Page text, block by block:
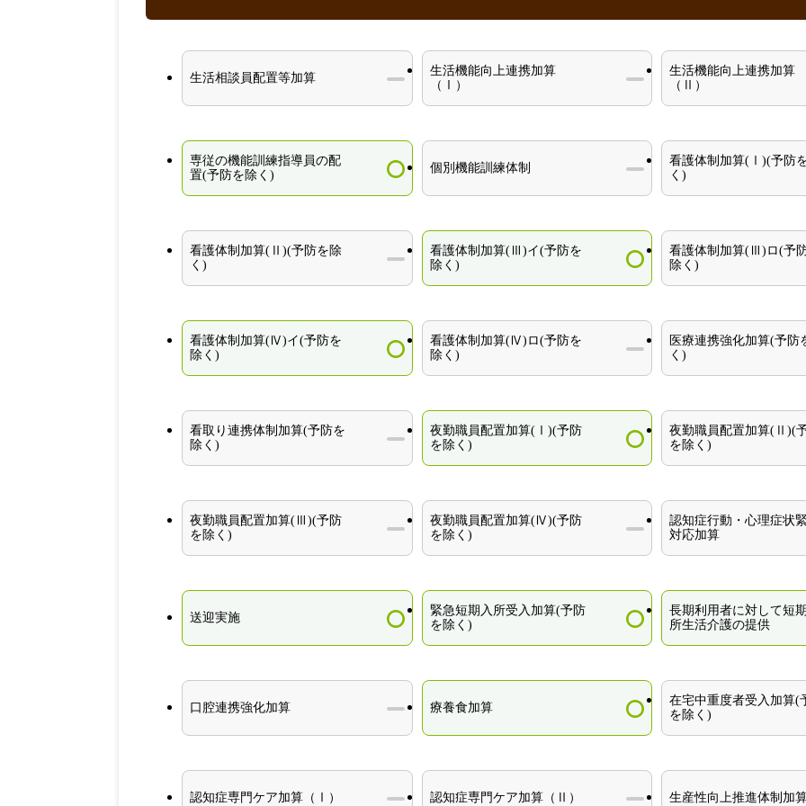
生活相談員配置等加算
生活機能向上連携加算
（Ⅰ）
生活機能向上連携加算
（Ⅱ）
専従の機能訓練指導員の配
置(予防を除く)
個別機能訓練体制
看護体制加算(Ⅰ)(予防
く)
看護体制加算(Ⅱ)(予防を除
く)
看護体制加算(Ⅲ)イ(予防を
除く)
看護体制加算(Ⅲ)ロ(予
除く)
看護体制加算(Ⅳ)イ(予防を
除く)
看護体制加算(Ⅳ)ロ(予防を
除く)
医療連携強化加算(予防
く)
看取り連携体制加算(予防を
除く)
夜勤職員配置加算(Ⅰ)(予防
を除く)
夜勤職員配置加算(Ⅱ)(
を除く)
夜勤職員配置加算(Ⅲ)(予防
を除く)
夜勤職員配置加算(Ⅳ)(予防
を除く)
認知症行動・心理症状
対応加算
送迎実施
緊急短期入所受入加算(予防
を除く)
長期利用者に対して短
所生活介護の提供
口腔連携強化加算 療養食加算
在宅中重度者受入加算(
を除く)
認知症専門ケア加算（Ⅰ） 認知症専門ケア加算（Ⅱ） 生産性向上推進体制加